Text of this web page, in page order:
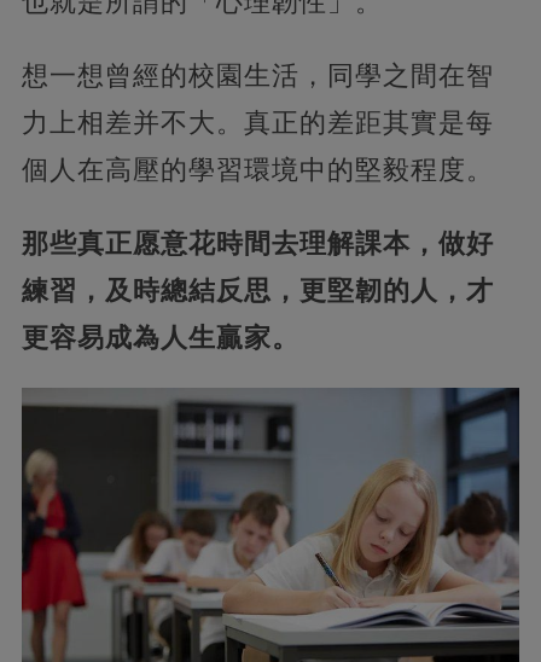
想一想曾經的校園生活，同學之間在智
力上相差并不大。真正的差距其實是每
個人在高壓的學習環境中的堅毅程度。
那些真正愿意花時間去理解課本，做好
練習，及時總結反思，更堅韌的人，才
更容易成為人生贏家。